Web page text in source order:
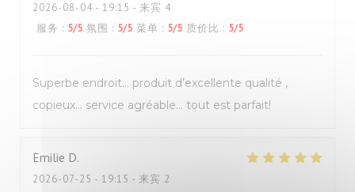
2026-08-04 - 19:15 - 来宾 4
服务 : 5/5 氛围 : 5/5 菜单 : 5/5 质价比 : 5/5
Superbe endroit… produit d’excellente qualité ,
copieux… service agréable… tout est parfait!
Emilie D
2026-07-25 - 19:15 - 来宾 2